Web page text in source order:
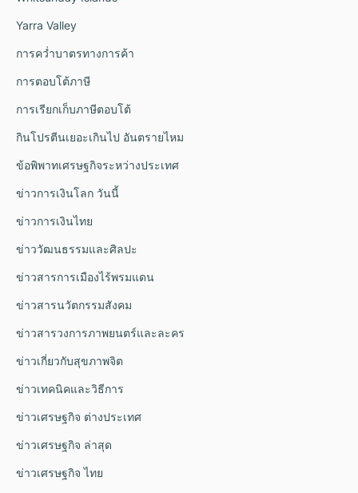
Yarra Valley
การคว่ำบาตรทางการค้า
การตอบโต้ภาษี
การเรียกเก็บภาษีตอบโต้
กินโปรตีนเยอะเกินไป อันตรายไหม
ข้อพิพาทเศรษฐกิจระหว่างประเทศ
ข่าวการเงินโลก วันนี้
ข่าวการเงินไทย
ข่าววัฒนธรรมและศิลปะ
ข่าวสารการเมืองไร้พรมแดน
ข่าวสารนวัตกรรมสังคม
ข่าวสารวงการภาพยนตร์และละคร
ข่าวเกี่ยวกับสุขภาพจิต
ข่าวเทคนิคและวิธีการ
ข่าวเศรษฐกิจ ต่างประเทศ
ข่าวเศรษฐกิจ ล่าสุด
ข่าวเศรษฐกิจ ไทย